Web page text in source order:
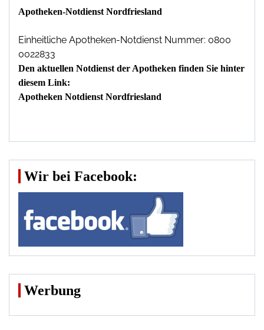
Apotheken-Notdienst Nordfriesland
Einheitliche Apotheken-Notdienst Nummer: 0800
0022833
Den aktuellen Notdienst der Apotheken finden Sie hinter
diesem Link:
Apotheken Notdienst Nordfriesland
Wir bei Facebook:
Werbung